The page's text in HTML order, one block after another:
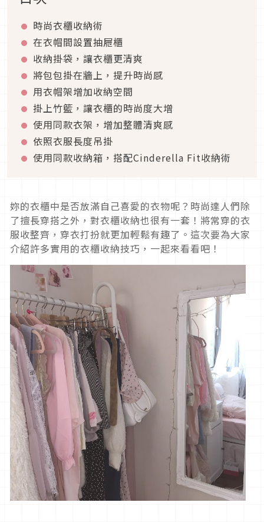
時尚衣櫃收納術
在衣帽間設置抽屜櫃
收納掛袋，讓衣櫃更清爽
將包包掛在牆上，提升時尚感
用衣帽架增加收納空間
掛上竹籃，讓衣櫃的時尚度大增
使用同款衣架，增加整體清爽感
依照衣服長度吊掛
使用同款收納箱，搭配Cinderella Fit收納術
妳的衣櫃中是否放滿自己喜愛的衣物呢？時尚達人們除
了擅長穿搭之外，對衣櫃收納也很有一套！將常穿的衣
服收整齊，穿衣打扮就更加輕鬆有趣了。這次要為大家
介紹許多實用的衣櫃收納技巧，一起來看看吧！